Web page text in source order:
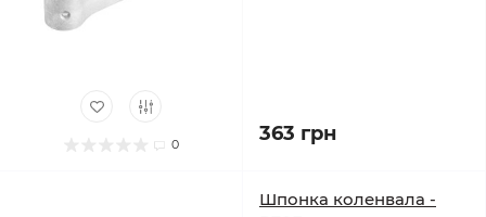
0 363 грн
Шпонка коленвала -